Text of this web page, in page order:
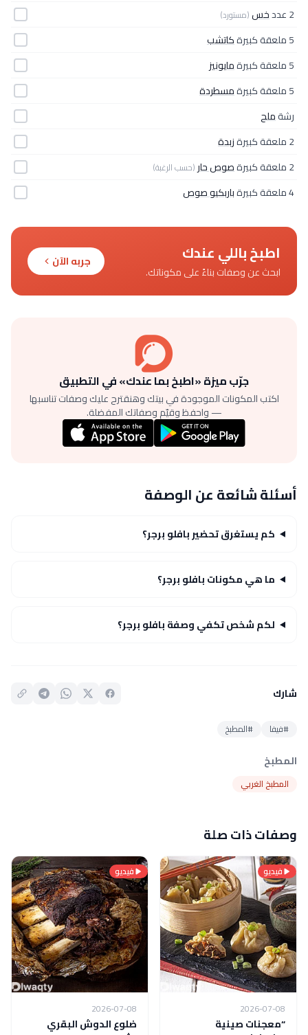
2 عدد خس(مستورد)
5 ملعقة كبيرة
كاتشب
5 ملعقة كبيرة
مايونيز
5 ملعقة كبيرة
مسطردة
رشةملح
2 ملعقة كبيرة
زبدة
2 ملعقة كبيرة
صوص حار (حسب الرغبة)
4 ملعقة كبيرة باربكيو صوص
اطبخ باللي عندك
ابحث عن وصفات بناءً على مكوناتك.
جربه الآن
جرّب ميزة «اطبخ بما عندك» في التطبيق
اكتب المكونات الموجودة في بيتك وهنقترح عليك وصفات تناسبها
— واحفظ وقيّم وصفاتك المفضلة.
أسئلة شائعة عن الوصفة
كم يستغرق تحضير بافلو برجر؟
ما هي مكونات بافلو برجر؟
لكم شخص تكفي وصفة بافلو برجر؟
شارك
#فيفا #المطبخ
المطبخ
المطبخ الغربي
وصفات ذات صلة
فيديو
2026-07-08
“معجنات صينية
فيديو
2026-07-08
ضلوع الدوش البقري